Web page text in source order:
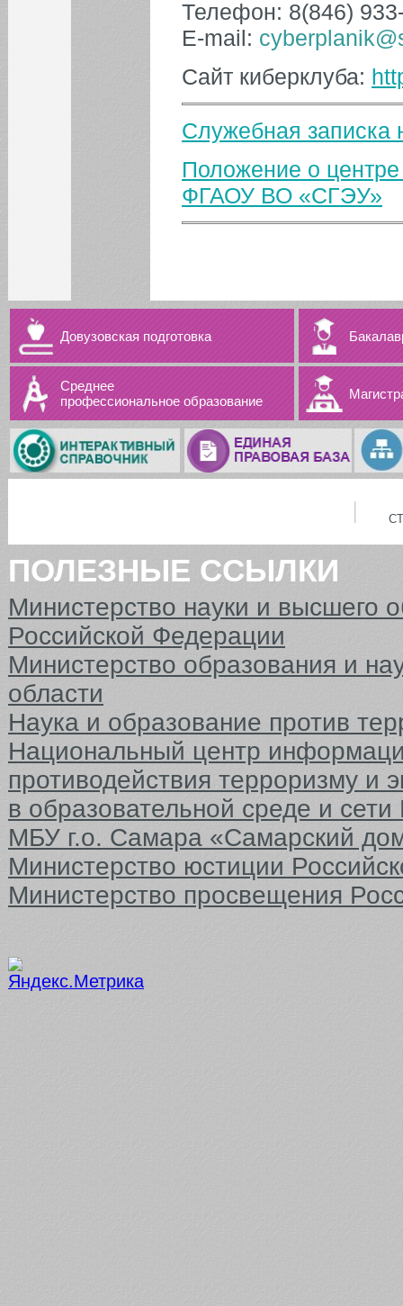
Телефон: 8(846)
E-mail:
Сайт киберклуба:
Служебная записка
Положение о центре
ФГАОУ ВО «СГЭУ»
Довузовская подготовка
Среднее
профессиональное образование
ПОЛЕЗНЫЕ ССЫЛКИ
Министерство науки и высшего
Российской Федерации
Министерство образования и
области
Наука и образование против
Национальный центр
противодействия терроризму и
в образовательной среде и сети
МБУ г.о. Самара «Самарский
Министерство юстиции
Министерство просвещения